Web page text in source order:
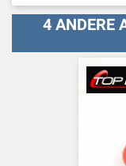
4 ANDERE